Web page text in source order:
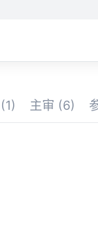
(1) 主审 (6)